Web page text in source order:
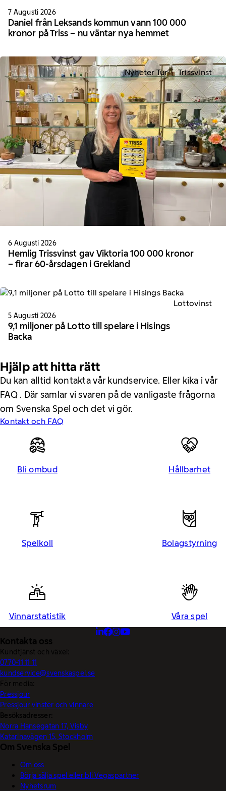
7 Augusti 2026
Daniel från Leksands kommun vann 100 000
kronor på Triss – nu väntar nya hemmet
Nyheter Tur Trissvinst
6 Augusti 2026
Hemlig Trissvinst gav Viktoria 100 000 kronor
– firar 60-årsdagen i Grekland
Lottovinst
5 Augusti 2026
9,1 miljoner på Lotto till spelare i Hisings
Backa
Hjälp att hitta rätt
Du kan alltid kontakta vår kundservice. Eller kika i vår
FAQ . Där samlar vi svaren på de vanligaste frågorna
om Svenska Spel och det vi gör.
Kontakt och FAQ
Bli ombud Hållbarhet
Spelkoll Bolagstyrning
Vinnarstatistik Våra spel
Kontakta oss
Kundtjänst och växel:
0770-11 11 11
kundservice@svenskaspel.se
För media:
Pressjour
Pressjour vinster och vinnare
Besöksadresser:
Norra Hansegatan 17, Visby
Katarinavägen 15, Stockholm
Om Svenska Spel
Om oss
Börja sälja spel eller bli Vegaspartner
Nyhetsrum